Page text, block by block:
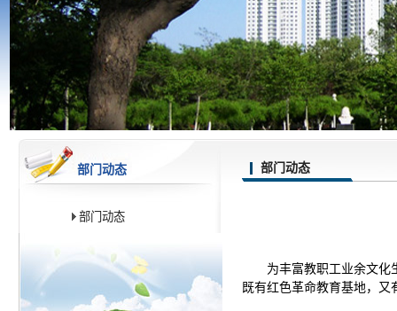
部门动态
部门动态
部门动态
为丰富教职工业余文化
既有红色革命教育基地，